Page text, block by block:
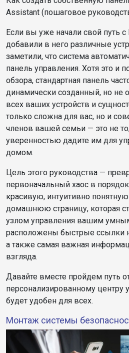
Assistant (пошаговое
Если вы уже начали свой путь
добавили в него различные
заметили, что система
панель управления. Хотя это и
обзора, стандартная панель
динамически созданный, но не
всех ваших устройств и
только сложна для вас, но и
членов вашей семьи — это не
уверенностью дадите им для
домом.
Цель этого руководства —
первоначальный хаос в
красивую, интуитивно
домашнюю страницу, которая
узлом управления вашим
расположены быстрые ссылки
а также самая важная
взгляда.
Давайте вместе пройдем путь
персонализированному центру
будет удобен для всех.
Монтаж системы